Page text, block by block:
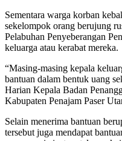
Sementara warga korban
sekelompok orang berujung
Pelabuhan Penyeberangan
keluarga atau kerabat mereka.
“Masing-masing kepala
bantuan dalam bentuk uang
Harian Kepala Badan
Kabupaten Penajam Paser
Selain menerima bantuan
tersebut juga mendapat